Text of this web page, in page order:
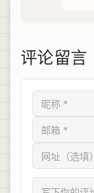
评论留言